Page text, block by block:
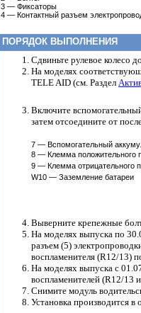
3 — Фиксаторы
4 — Контактный разъем
ПОРЯДОК ВЫПОЛНЕНИЯ
Сдвиньте рулевое колесо
На моделях
TELE AID (см. Раздел
Включите
затем отсоедините от
7 — Вспомогательный
8 — Клемма положительного
9 — Клемма отрицательного
W10 — Заземление батареи
Выверните крепежные
На моделях выпуска по
разъем (5)
воспламенителя (R12/13)
На моделях выпуска с
воспламенителей (R12/13
Снимите модуль
Установка производится